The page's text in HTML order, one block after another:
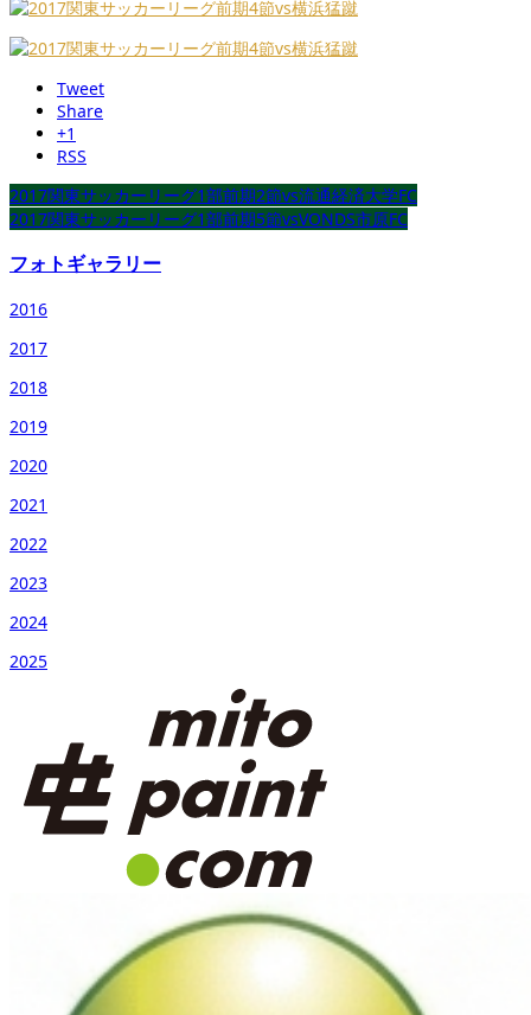
Tweet
Share
+1
RSS
2017関東サッカーリーグ1部前期2節vs流通経済大学FC
2017関東サッカーリーグ1部前期5節vsVONDS市原FC
フォトギャラリー
2016
2017
2018
2019
2020
2021
2022
2023
2024
2025